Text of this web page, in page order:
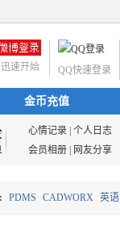
QQ快速登录
速开始
金币充值
心情记录 个人日志
会员相册 网友分享
PDMS CADWORX 英语